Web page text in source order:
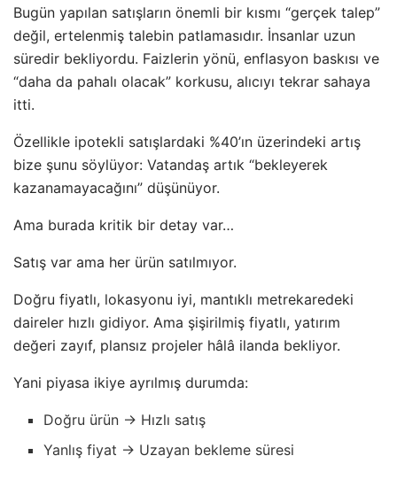
Bugün yapılan satışların önemli bir kısmı “gerçek talep”
değil, ertelenmiş talebin patlamasıdır. İnsanlar uzun
süredir bekliyordu. Faizlerin yönü, enflasyon baskısı ve
“daha da pahalı olacak” korkusu, alıcıyı tekrar sahaya
itti.
Özellikle ipotekli satışlardaki %40’ın üzerindeki artış
bize şunu söylüyor: Vatandaş artık “bekleyerek
kazanamayacağını” düşünüyor.
Ama burada kritik bir detay var…
Satış var ama her ürün satılmıyor.
Doğru fiyatlı, lokasyonu iyi, mantıklı metrekaredeki
daireler hızlı gidiyor. Ama şişirilmiş fiyatlı, yatırım
değeri zayıf, plansız projeler hâlâ ilanda bekliyor.
Yani piyasa ikiye ayrılmış durumda:
Doğru ürün → Hızlı satış
Yanlış fiyat → Uzayan bekleme süresi